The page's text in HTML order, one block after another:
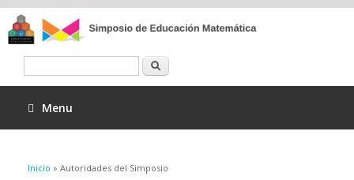
Menu
Se encuentra usted aquí
Inicio » Autoridades del Simposio